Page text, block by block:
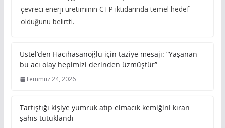
çevreci enerji üretiminin CTP iktidarında temel hedef
olduğunu belirtti.
Üstel’den Hacıhasanoğlu için taziye mesajı: “Yaşanan
bu acı olay hepimizi derinden üzmüştür”
Temmuz 24, 2026
Tartıştığı kişiye yumruk atıp elmacık kemiğini kıran
şahıs tutuklandı